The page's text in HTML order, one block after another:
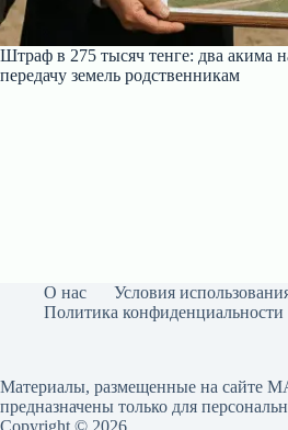
Штраф в 275 тысяч тенге: два акима
передачу земель родственникам
О нас
Условия
Политика конфиденциальности
Материалы, размещенные на сайте
предназначены только для